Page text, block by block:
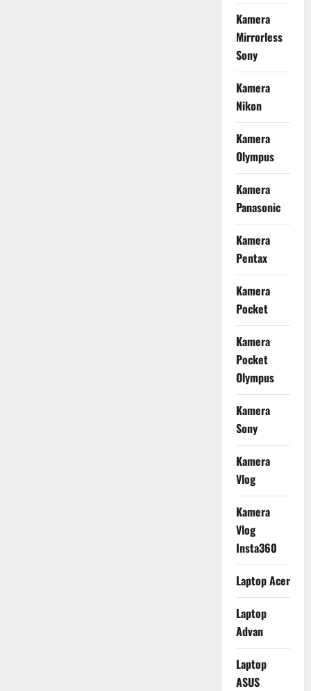
Kamera
Mirrorless
Sony
Kamera
Nikon
Kamera
Olympus
Kamera
Panasonic
Kamera
Pentax
Kamera
Pocket
Kamera
Pocket
Olympus
Kamera
Sony
Kamera
Vlog
Kamera
Vlog
Insta360
Laptop Acer
Laptop
Advan
Laptop
ASUS